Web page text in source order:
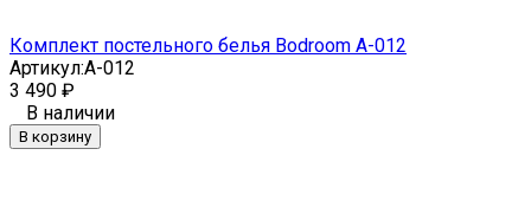
Комплект постельного белья Bodroom A-012
Артикул:A-012
3 490 ₽
В наличии
В корзину